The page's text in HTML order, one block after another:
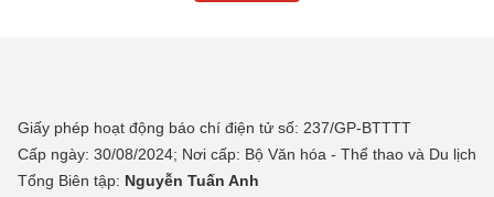
Giấy phép hoạt động báo chí điện tử số: 237/GP-BTTTT
Cấp ngày: 30/08/2024; Nơi cấp: Bộ Văn hóa - Thể thao và Du lịch
Tổng Biên tập: Nguyễn Tuấn Anh